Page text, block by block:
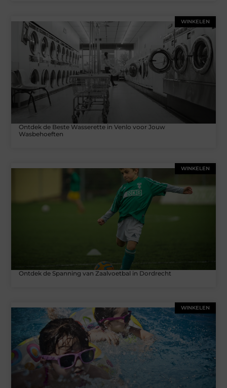
WINKELEN
Ontdek de Beste Wasserette in Venlo voor Jouw
Wasbehoeften
WINKELEN
Ontdek de Spanning van Zaalvoetbal in Dordrecht
WINKELEN